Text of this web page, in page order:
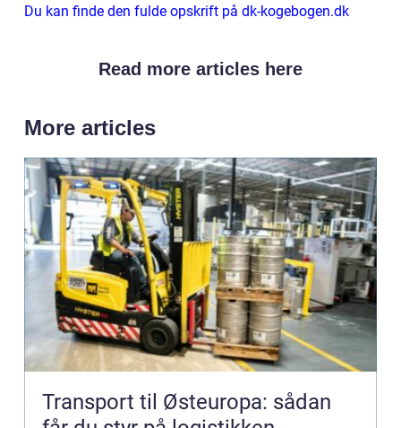
Du kan finde den fulde opskrift på dk-kogebogen.dk
Read more articles here
More articles
Transport til Østeuropa: sådan